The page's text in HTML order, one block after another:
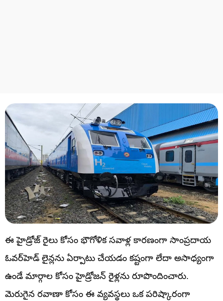
ఈ హైడ్రోజ్‌ రైలు కోసం భౌగోళిక సవాళ్ల కారణంగా సాంప్రదాయ
ఓవర్‌హెడ్ లైన్లను ఏర్పాటు చేయడం కష్టంగా లేదా అసాధ్యంగా
ఉండే మార్గాల కోసం హైడ్రోజన్ రైళ్లను రూపొందించారు.
మెరుగైన రవాణా కోసం ఈ వ్యవస్థలు ఒక పరిష్కారంగా